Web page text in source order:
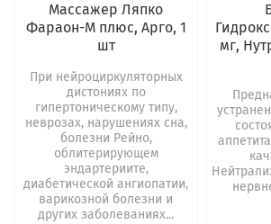
Массажер Ляпко
Фараон-М плюс, Арго, 1
шт
При нейроциркуляторных
дистониях по
гипертоническому типу,
неврозах, нарушениях сна,
болезни Рейно,
облитерирующем
эндартериите,
диабетической ангиопатии,
варикозной болезни и
других заболеваниях...
мг,